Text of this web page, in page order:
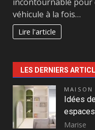
véhicule à la fois…
Lire l'article
LES DERNIERS
MAISON
Idées
espaces
Marise